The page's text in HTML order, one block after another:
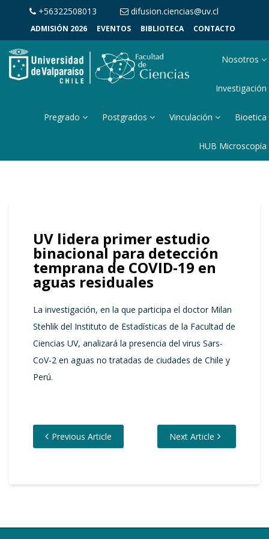
+56322508013 difusion.ciencias@uv.cl
ADMISIÓN 2026 EVENTOS BIBLIOTECA CONTACTO
Nosotros
Investigación
Pregrado Postgrados Vinculación Bioetica
HUB Microscopía
UV lidera primer estudio
binacional para detección
temprana de COVID-19 en
aguas residuales
La investigación, en la que participa el doctor Milan
Stehlik del Instituto de Estadísticas de la Facultad de
Ciencias UV, analizará la presencia del virus Sars-
CoV-2 en aguas no tratadas de ciudades de Chile y
Perú.
Previous Article Next Article